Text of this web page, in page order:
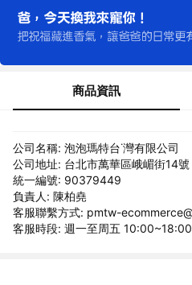
商品資訊
公司名稱: 泡泡瑪特台˙灣有限公司
公司地址: 台北市萬華區峨嵋街14號
統一編號: 90379449
負責人: 陳柏堯
客服聯繫方式: pmtw-
客服時段: 週一至周五 10:00~18:00